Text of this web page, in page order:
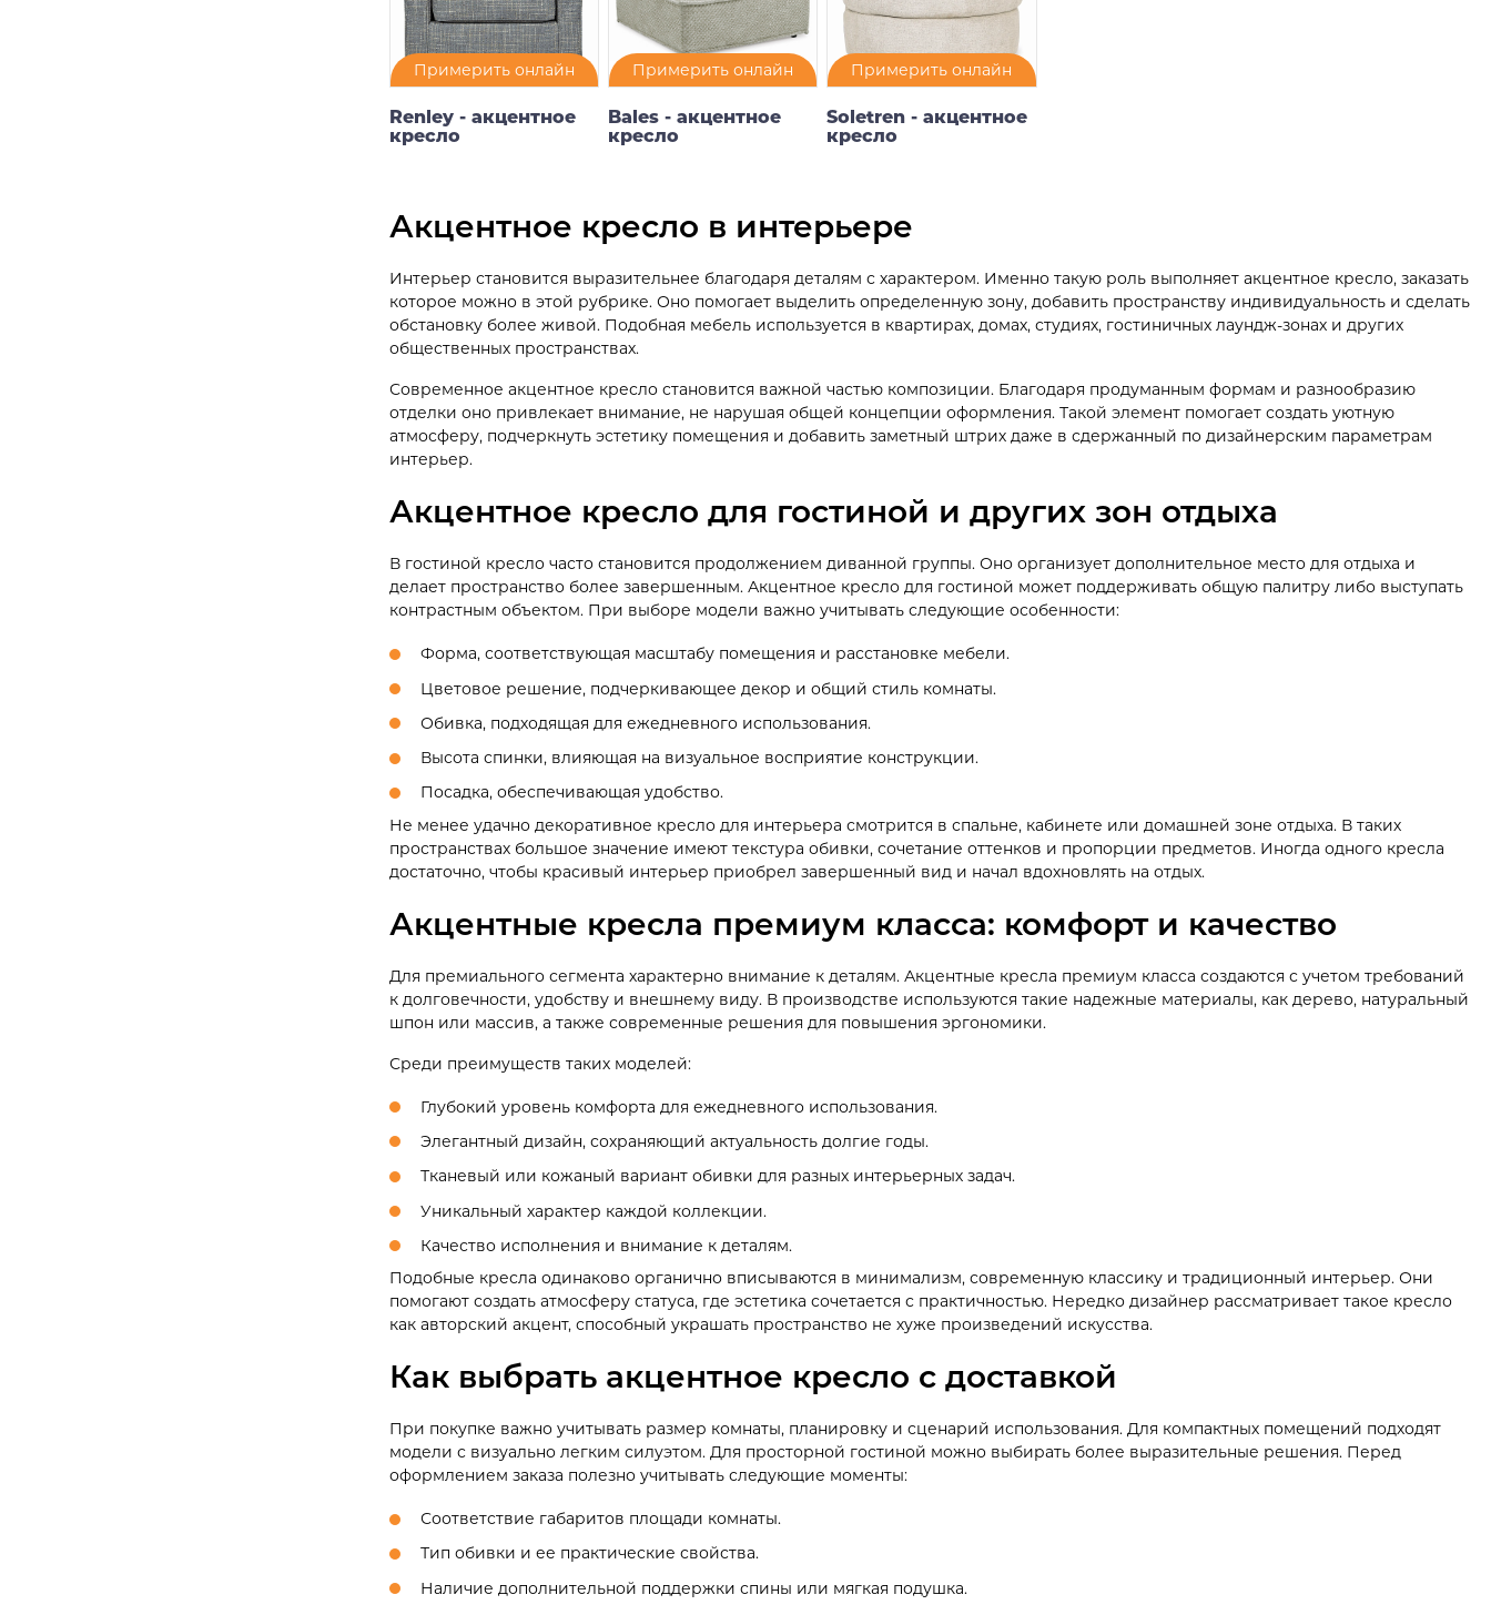
Примерить онлайн
Renley - акцентное
кресло
Примерить онлайн
Bales - акцентное
кресло
Примерить онлайн
Soletren - акцентное
кресло
Акцентное кресло в интерьере
Интерьер становится выразительнее благодаря деталям с характером. Именно такую роль выполняет акцентное кресло, заказать
которое можно в этой рубрике. Оно помогает выделить определенную зону, добавить пространству индивидуальность и сделать
обстановку более живой. Подобная мебель используется в квартирах, домах, студиях, гостиничных лаундж-зонах и других
общественных пространствах.
Современное акцентное кресло становится важной частью композиции. Благодаря продуманным формам и разнообразию
отделки оно привлекает внимание, не нарушая общей концепции оформления. Такой элемент помогает создать уютную
атмосферу, подчеркнуть эстетику помещения и добавить заметный штрих даже в сдержанный по дизайнерским параметрам
интерьер.
Акцентное кресло для гостиной и других зон отдыха
В гостиной кресло часто становится продолжением диванной группы. Оно организует дополнительное место для отдыха и
делает пространство более завершенным. Акцентное кресло для гостиной может поддерживать общую палитру либо выступать
контрастным объектом. При выборе модели важно учитывать следующие особенности:
Форма, соответствующая масштабу помещения и расстановке мебели.
Цветовое решение, подчеркивающее декор и общий стиль комнаты.
Обивка, подходящая для ежедневного использования.
Высота спинки, влияющая на визуальное восприятие конструкции.
Посадка, обеспечивающая удобство.
Не менее удачно декоративное кресло для интерьера смотрится в спальне, кабинете или домашней зоне отдыха. В таких
пространствах большое значение имеют текстура обивки, сочетание оттенков и пропорции предметов. Иногда одного кресла
достаточно, чтобы красивый интерьер приобрел завершенный вид и начал вдохновлять на отдых.
Акцентные кресла премиум класса: комфорт и качество
Для премиального сегмента характерно внимание к деталям. Акцентные кресла премиум класса создаются с учетом требований
к долговечности, удобству и внешнему виду. В производстве используются такие надежные материалы, как дерево, натуральный
шпон или массив, а также современные решения для повышения эргономики.
Среди преимуществ таких моделей:
Глубокий уровень комфорта для ежедневного использования.
Элегантный дизайн, сохраняющий актуальность долгие годы.
Тканевый или кожаный вариант обивки для разных интерьерных задач.
Уникальный характер каждой коллекции.
Качество исполнения и внимание к деталям.
Подобные кресла одинаково органично вписываются в минимализм, современную классику и традиционный интерьер. Они
помогают создать атмосферу статуса, где эстетика сочетается с практичностью. Нередко дизайнер рассматривает такое кресло
как авторский акцент, способный украшать пространство не хуже произведений искусства.
Как выбрать акцентное кресло с доставкой
При покупке важно учитывать размер комнаты, планировку и сценарий использования. Для компактных помещений подходят
модели с визуально легким силуэтом. Для просторной гостиной можно выбирать более выразительные решения. Перед
оформлением заказа полезно учитывать следующие моменты:
Соответствие габаритов площади комнаты.
Тип обивки и ее практические свойства.
Наличие дополнительной поддержки спины или мягкая подушка.